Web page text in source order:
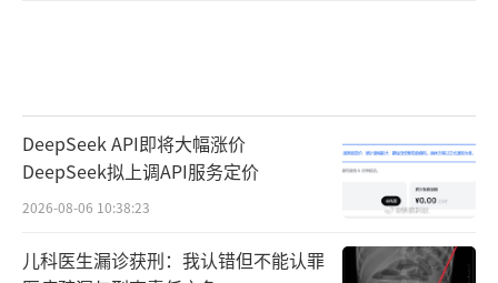
DeepSeek API即将大幅涨价
DeepSeek拟上调API服务定价
2026-08-06 10:38:23
儿科医生漏诊获刑：我认错但不能认罪